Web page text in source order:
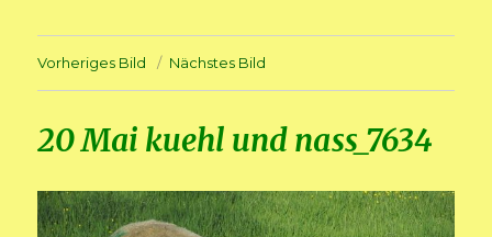
Vorheriges Bild Nächstes Bild
20 Mai kuehl und nass_7634